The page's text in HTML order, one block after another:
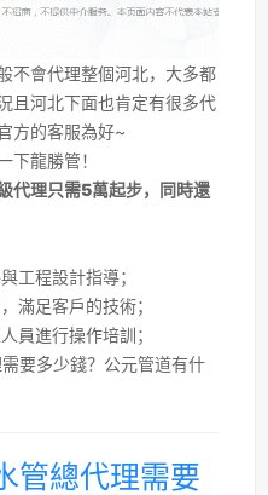
不會代理整個河北，大多都
且河北下面也肯定有很多代
方的客服為好~
下龍勝管！
代理只需5萬起步，同時還
工程設計指導；
滿足客戶的技術；
員進行操作培訓；
要多少錢？公元管道有什
管總代理需要